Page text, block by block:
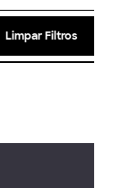
Limpar Filtros